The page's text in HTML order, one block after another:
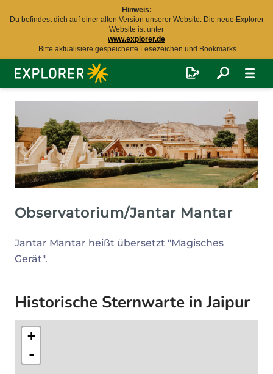
Hinweis:
Du befindest dich auf einer alten Version unserer Website. Die neue Explorer
Website ist unter
www.explorer.de
. Bitte aktualisiere gespeicherte Lesezeichen und Bookmarks.
Explorer
Fernreisen
Observatorium/Jantar Mantar
Jantar Mantar heißt übersetzt "Magisches
Gerät".
Historische Sternwarte in Jaipur
+
-